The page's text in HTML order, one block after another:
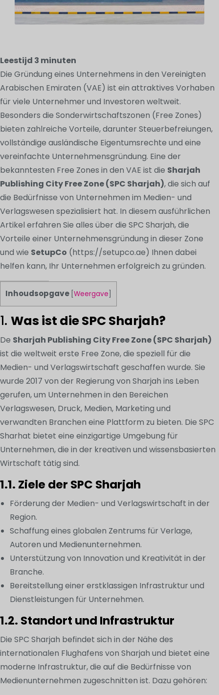
Leestijd 3 minuten
Die Gründung eines Unternehmens in den Vereinigten
Arabischen Emiraten (VAE) ist ein attraktives Vorhaben
für viele Unternehmer und Investoren weltweit.
Besonders die Sonderwirtschaftszonen (Free Zones)
bieten zahlreiche Vorteile, darunter Steuerbefreiungen,
vollständige ausländische Eigentumsrechte und eine
vereinfachte Unternehmensgründung. Eine der
bekanntesten Free Zones in den VAE ist die Sharjah
Publishing City Free Zone (SPC Sharjah), die sich auf
die Bedürfnisse von Unternehmen im Medien- und
Verlagswesen spezialisiert hat. In diesem ausführlichen
Artikel erfahren Sie alles über die SPC Sharjah, die
Vorteile einer Unternehmensgründung in dieser Zone
und wie SetupCo (https://setupco.ae) Ihnen dabei
helfen kann, Ihr Unternehmen erfolgreich zu gründen.
Inhoudsopgave Weergave
1. Was ist die SPC Sharjah?
De Sharjah Publishing City Free Zone (SPC Sharjah)
ist die weltweit erste Free Zone, die speziell für die
Medien- und Verlagswirtschaft geschaffen wurde. Sie
wurde 2017 von der Regierung von Sharjah ins Leben
gerufen, um Unternehmen in den Bereichen
Verlagswesen, Druck, Medien, Marketing und
verwandten Branchen eine Plattform zu bieten. Die SPC
Sharhat bietet eine einzigartige Umgebung für
Unternehmen, die in der kreativen und wissensbasierten
Wirtschaft tätig sind.
1.1. Ziele der SPC Sharjah
Förderung der Medien- und Verlagswirtschaft in der
Region.
Schaffung eines globalen Zentrums für Verlage,
Autoren und Medienunternehmen.
Unterstützung von Innovation und Kreativität in der
Branche.
Bereitstellung einer erstklassigen Infrastruktur und
Dienstleistungen für Unternehmen.
1.2. Standort und Infrastruktur
Die SPC Sharjah befindet sich in der Nähe des
internationalen Flughafens von Sharjah und bietet eine
moderne Infrastruktur, die auf die Bedürfnisse von
Medienunternehmen zugeschnitten ist. Dazu gehören: